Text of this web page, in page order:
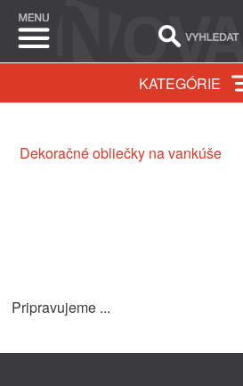
KATEGÓRIE
Dekoračné obliečky na vankúše
Pripravujeme ...